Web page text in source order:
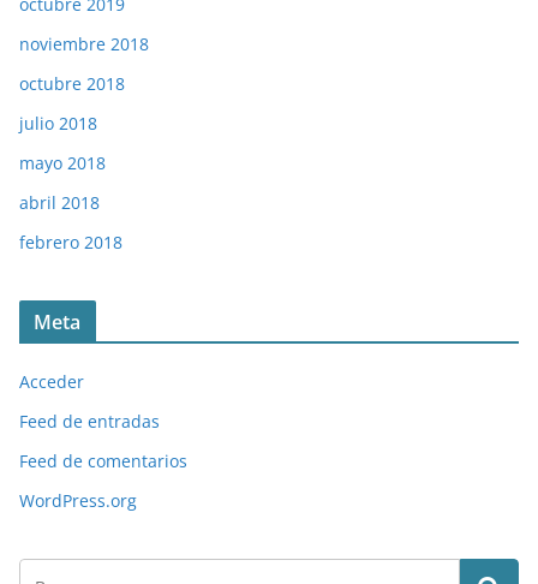
noviembre 2018
octubre 2018
julio 2018
mayo 2018
abril 2018
febrero 2018
Meta
Acceder
Feed de entradas
Feed de comentarios
WordPress.org